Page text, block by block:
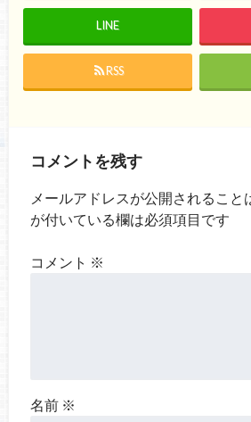
LINE
RSS
コメントを残す
メールアドレスが公開されること
が付いている欄は必須項目です
コメント ※
名前 ※